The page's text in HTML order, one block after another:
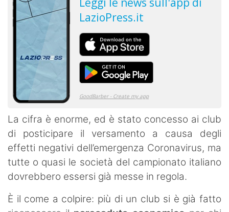
La cifra è enorme, ed è stato concesso ai club
di posticipare il versamento a causa degli
effetti negativi dell’emergenza Coronavirus, ma
tutte o quasi le società del campionato italiano
dovrebbero essersi già messe in regola.
È il come a colpire: più di un club si è già fatto